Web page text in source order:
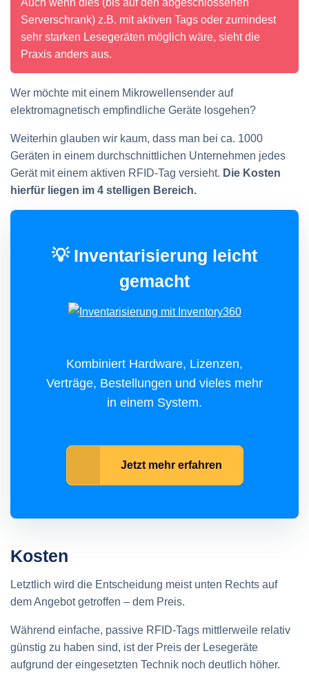
Auch wenn dies (bis auf den abgeschlossenen
Serverschrank) z.B. mit aktiven Tags oder zumindest
sehr starken Lesegeräten möglich wäre, sieht die
Praxis anders aus.
Wer möchte mit einem Mikrowellensender auf
elektromagnetisch empfindliche Geräte losgehen?
Weiterhin glauben wir kaum, dass man bei ca. 1000
Geräten in einem durchschnittlichen Unternehmen jedes
Gerät mit einem aktiven RFID-Tag versieht. Die Kosten
hierfür liegen im 4 stelligen Bereich.
💡 Inventarisierung leicht
gemacht
Kombiniert Hardware, Lizenzen,
Verträge, Bestellungen und vieles mehr
in einem System.
Jetzt mehr erfahren
Kosten
Letztlich wird die Entscheidung meist unten Rechts auf
dem Angebot getroffen – dem Preis.
Während einfache, passive RFID-Tags mittlerweile relativ
günstig zu haben sind, ist der Preis der Lesegeräte
aufgrund der eingesetzten Technik noch deutlich höher.